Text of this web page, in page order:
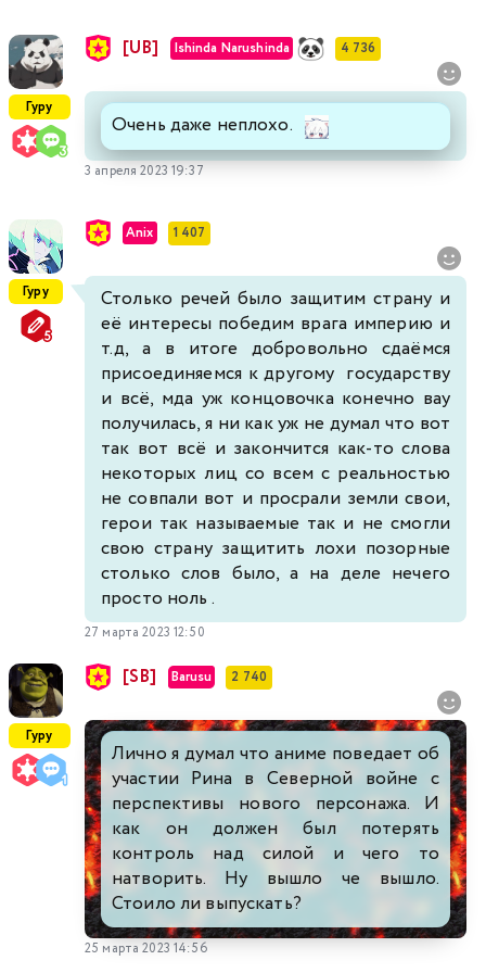
Гуру
[UB] Ishinda Narushinda 4 736
Очень даже неплохо.
3 апреля 2023 19:37
Гуру
Anix 1 407
Столько речей было защитим страну и
её интересы победим врага империю и
т.д, а в итоге добровольно сдаёмся
присоединяемся к другому государству
и всё, мда уж концовочка конечно вау
получилась, я ни как уж не думал что вот
так вот всё и закончится как-то слова
некоторых лиц со всем с реальностью
не совпали вот и просрали земли свои,
герои так называемые так и не смогли
свою страну защитить лохи позорные
столько слов было, а на деле нечего
просто ноль .
27 марта 2023 12:50
Гуру
[SB] Barusu 2 740
Лично я думал что аниме поведает об
участии Рина в Северной войне с
перспективы нового персонажа. И
как он должен был потерять
контроль над силой и чего то
натворить. Ну вышло че вышло.
Стоило ли выпускать?
25 марта 2023 14:56